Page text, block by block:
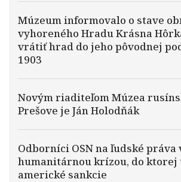
Múzeum informovalo o stave
vyhoreného Hradu Krásna
vrátiť hrad do jeho pôvodnej
1903
Novým riaditeľom Múzea
Prešove je Ján Holodňák
Odborníci OSN na ľudské
humanitárnou krízou, do ktorej
americké sankcie